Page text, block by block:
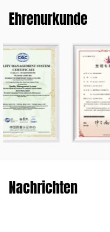
Ehrenurkunde
Nachrichten